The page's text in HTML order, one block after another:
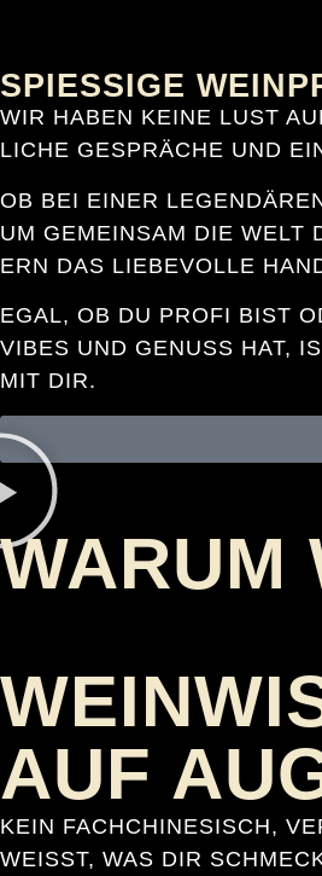
SPIESSIGE
WIR HA­BEN KEI­NE LUST
LI­CHE GE­SPRÄ­CHE UND
OB BEI EI­NER
UM GE­MEIN­SAM DIE WELT
ERN DAS LIE­BE­VOL­LE
EGAL, OB DU PRO­FI BIST
VI­BES UND GE­NUSS HAT,
IT DIR.
WARUM
AUF
KEIN FACHCHINESISCH,
WEISST, WAS DIR